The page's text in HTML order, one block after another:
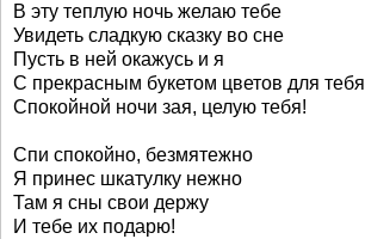
В эту теплую ночь желаю тебе
Увидеть сладкую сказку во сне
Пусть в ней окажусь и я
С прекрасным букетом цветов для тебя
Спокойной ночи зая, целую тебя!
Спи спокойно, безмятежно
Я принес шкатулку нежно
Там я сны свои держу
И тебе их подарю!